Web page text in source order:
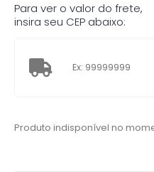
Para ver o valor do frete,
insira seu CEP abaixo:
Produto indisponível no